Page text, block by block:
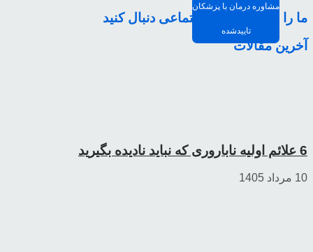
مشاوره درمان با پزشکان
تاییدشده
ما را در شبکه های اجتماعی دنبال کنید
آخرین مقالات
6 علائم اولیه ناباروری که نباید نادیده بگیرید
10 مرداد 1405